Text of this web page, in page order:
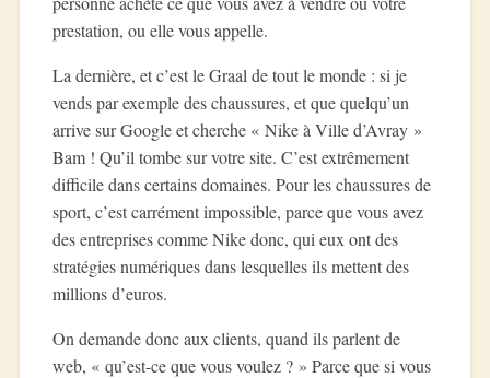
prestation, ou elle vous appelle.
La dernière, et c’est le Graal de tout le monde : si je
vends par exemple des chaussures, et que quelqu’un
arrive sur Google et cherche « Nike à Ville d’Avray »
Bam ! Qu’il tombe sur votre site. C’est extrêmement
difficile dans certains domaines. Pour les chaussures de
sport, c’est carrément impossible, parce que vous avez
des entreprises comme Nike donc, qui eux ont des
stratégies numériques dans lesquelles ils mettent des
millions d’euros.
On demande donc aux clients, quand ils parlent de
web, « qu’est-ce que vous voulez ? » Parce que si vous